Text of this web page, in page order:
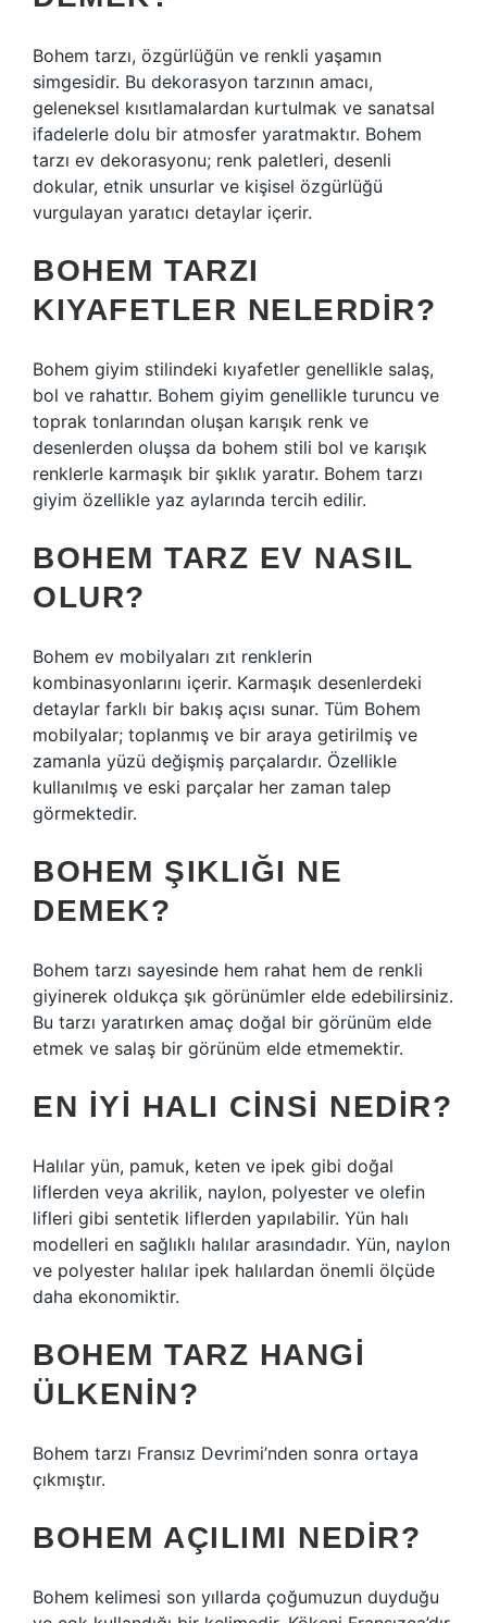
Bohem tarzı, özgürlüğün ve renkli yaşamın
simgesidir. Bu dekorasyon tarzının amacı,
geleneksel kısıtlamalardan kurtulmak ve sanatsal
ifadelerle dolu bir atmosfer yaratmaktır. Bohem
tarzı ev dekorasyonu; renk paletleri, desenli
dokular, etnik unsurlar ve kişisel özgürlüğü
vurgulayan yaratıcı detaylar içerir.
BOHEM TARZI
KIYAFETLER NELERDIR?
Bohem giyim stilindeki kıyafetler genellikle salaş,
bol ve rahattır. Bohem giyim genellikle turuncu ve
toprak tonlarından oluşan karışık renk ve
desenlerden oluşsa da bohem stili bol ve karışık
renklerle karmaşık bir şıklık yaratır. Bohem tarzı
giyim özellikle yaz aylarında tercih edilir.
BOHEM TARZ EV NASIL
OLUR?
Bohem ev mobilyaları zıt renklerin
kombinasyonlarını içerir. Karmaşık desenlerdeki
detaylar farklı bir bakış açısı sunar. Tüm Bohem
mobilyalar; toplanmış ve bir araya getirilmiş ve
zamanla yüzü değişmiş parçalardır. Özellikle
kullanılmış ve eski parçalar her zaman talep
görmektedir.
BOHEM ŞIKLIĞI NE
DEMEK?
Bohem tarzı sayesinde hem rahat hem de renkli
giyinerek oldukça şık görünümler elde edebilirsiniz.
Bu tarzı yaratırken amaç doğal bir görünüm elde
etmek ve salaş bir görünüm elde etmemektir.
EN IYI HALI CINSI NEDIR?
Halılar yün, pamuk, keten ve ipek gibi doğal
liflerden veya akrilik, naylon, polyester ve olefin
lifleri gibi sentetik liflerden yapılabilir. Yün halı
modelleri en sağlıklı halılar arasındadır. Yün, naylon
ve polyester halılar ipek halılardan önemli ölçüde
daha ekonomiktir.
BOHEM TARZ HANGI
ÜLKENIN?
Bohem tarzı Fransız Devrimi’nden sonra ortaya
çıkmıştır.
BOHEM AÇILIMI NEDIR?
Bohem kelimesi son yıllarda çoğumuzun duyduğu